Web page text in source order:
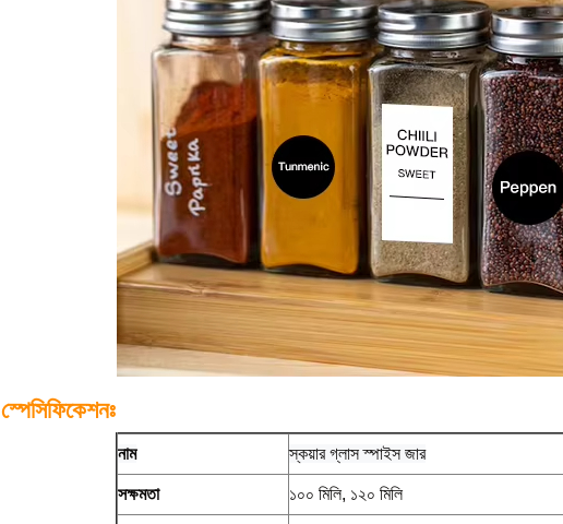
স্পেসিফিকেশনঃ
নাম স্কয়ার গ্লাস স্পাইস জার
সক্ষমতা ১০০ মিলি, ১২০ মিলি